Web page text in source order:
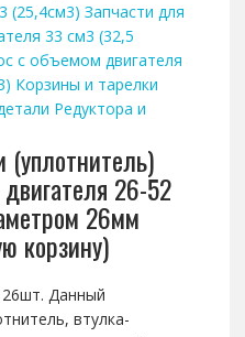
(25,4см3) Запчасти для
33 см3 (32,5
с объемом двигателя
Корзины и тарелки
Редуктора и
(уплотнитель)
26-52
26мм
корзину)
26шт. Данный
втулка-